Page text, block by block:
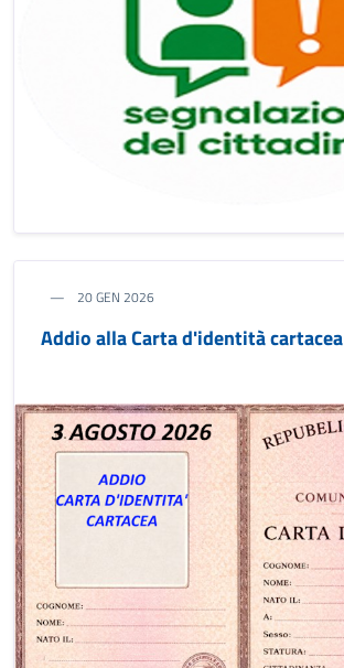
20 GEN 2026
Addio alla Carta d'identità cartacea